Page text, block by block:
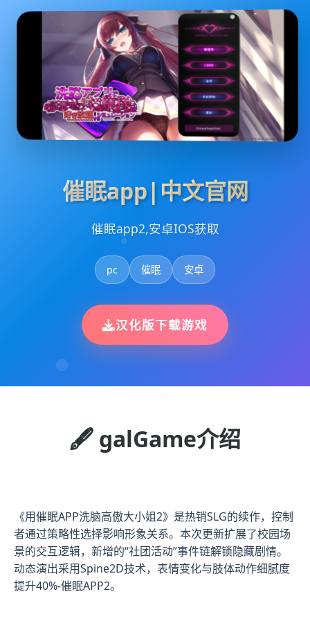
催眠app|中文官网
催眠app2,安卓IOS获取
pc 催眠 安卓
汉化版下载游戏
🖋️ galGame介绍
《用催眠APP洗脑高傲大小姐2》是热销SLG的续作，控制
者通过策略性选择影响形象关系。本次更新扩展了校园场
景的交互逻辑，新增的“社团活动”事件链解锁隐藏剧情。
动态演出采用Spine2D技术，表情变化与肢体动作细腻度
提升40%-催眠APP2。